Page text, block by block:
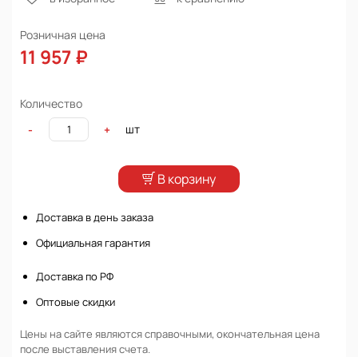
Розничная цена
11 957 ₽
Количество
-
+ шт
В корзину
Доставка в день заказа
Официальная гарантия
Доставка по РФ
Оптовые скидки
Цены на сайте являются справочными, окончательная цена
после выставления счета.